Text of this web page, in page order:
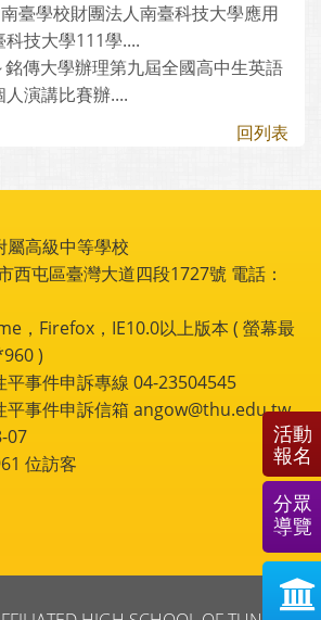
臺學校財團法人南臺科技大學應用
技大學111學....
銘傳大學辦理第九屆全國高中生英語
演講比賽辦....
回列表
屬高級中等學校
西屯區臺灣大道四段1727號 電話：
，Firefox，IE10.0以上版本 ( 螢幕最
)
平事件申訴專線 04-23504545
平事件申訴信箱 angow@thu.edu.tw
07
位訪客
活動
報名
分眾
導覽